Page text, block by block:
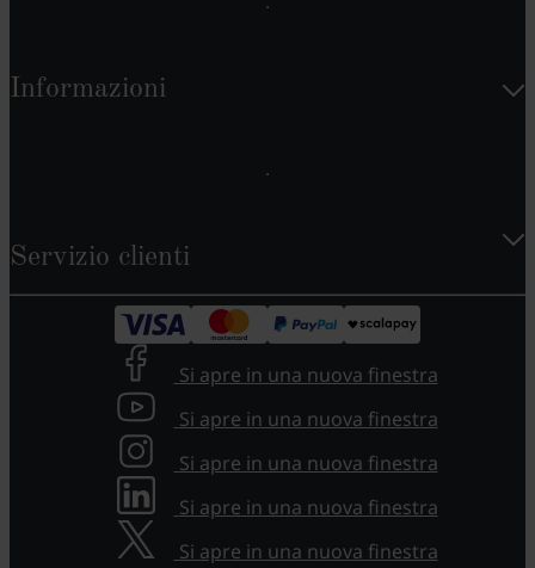
Informazioni
Servizio clienti
Si apre in una nuova finestra
Si apre in una nuova finestra
Si apre in una nuova finestra
Si apre in una nuova finestra
Si apre in una nuova finestra